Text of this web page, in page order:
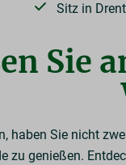
Sitz in
Sie
haben Sie nicht
zu genießen.